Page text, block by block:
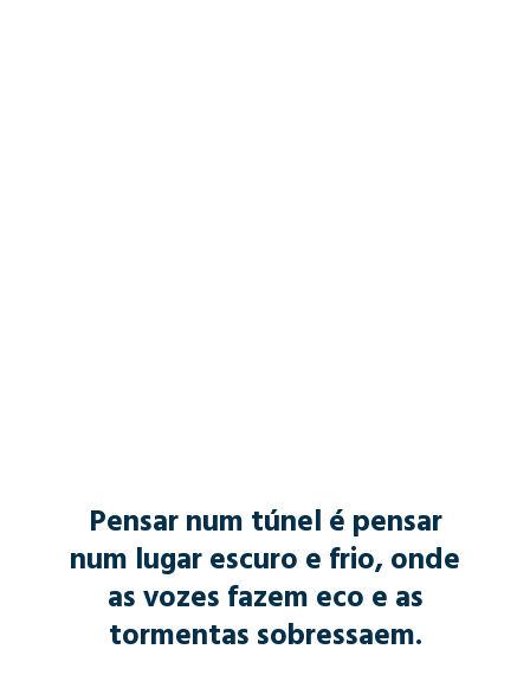
Pensar num túnel é pensar
num lugar escuro e frio, onde
as vozes fazem eco e as
tormentas sobressaem.